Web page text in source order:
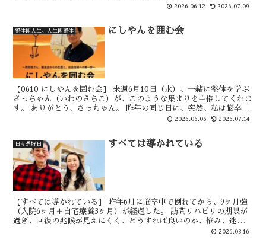
ありがとうございました。 このような真心あふれるみな...
2026.06.12 2026.07.09
整体即人生、人生即整体 にしやんを囲む会
【0610 にしやんを囲む会】 来週6月10日（水）、一緒に整体を学ぶ
さっちゃん（いわのさちこ）が、このような集まりを主催してくれま
す。 ありがとう、さっちゃん。 昨年の同じ日に、突然、私は脳卒中
（脳出血）で倒れました。 通勤時にトラックに...2026.06.06 2026.07.14
日々是好日 すべては導かれている
【すべては導かれている】 昨年6月に脳卒中で倒れてから、9ヶ月強
（入院6ヶ月＋自宅療養3ヶ月）が経過した。 訪問リハビリの期限が
過ぎ、回復の兆候が見えにくく、どうすれば良いのか、悩み、迷い、
2026.03.16